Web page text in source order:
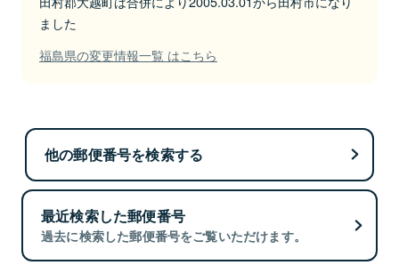
ました
福島県の変更情報一覧 はこちら
他の郵便番号を検索する
最近検索した郵便番号
過去に検索した郵便番号をご覧いただけます。